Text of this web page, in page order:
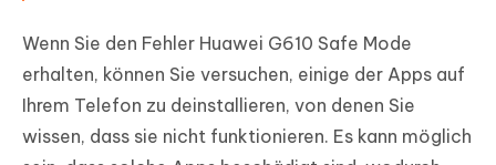
Wenn Sie den Fehler Huawei G610 Safe Mode
erhalten, können Sie versuchen, einige der Apps auf
Ihrem Telefon zu deinstallieren, von denen Sie
wissen, dass sie nicht funktionieren. Es kann möglich